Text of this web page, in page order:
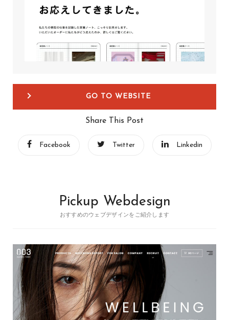
GO TO WEBSITE
Share This Post
Facebook Twitter Linkedin
Pickup Webdesign
おすすめのウェブデザインをご紹介します